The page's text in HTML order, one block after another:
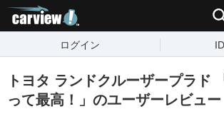
ログイン
トヨタ ランドクルーザープラド
って最高！」のユーザーレビュー